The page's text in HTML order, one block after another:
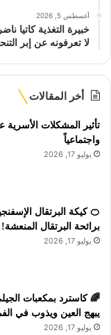
أغسطس 5, 2026
خبيرة التغذية
لا تعرفونه عن إبر
أخر المقالات
تأثير المشكلات الأسرية
واجتماعياً
يوليو 17, 2026
🍊 كيكة البرتقال
برائحة البرتقال المنعشة!
يوليو 17, 2026
🌈 كاسترد بمكعبات
يبهج العين ويذوب في
يوليو 17, 2026